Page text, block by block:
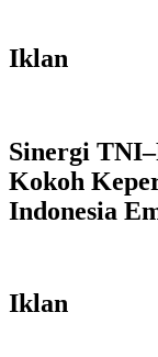
Iklan
Sinergi
Kokoh
Indonesia
Iklan